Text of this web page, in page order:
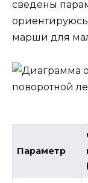
сведены
марши для
Параметр